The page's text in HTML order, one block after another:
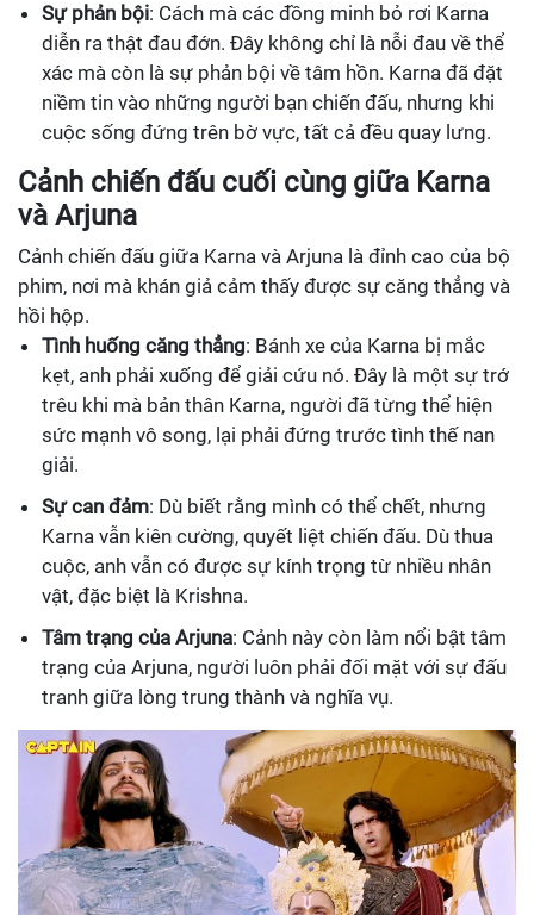
Sự phản bội: Cách mà các đồng minh bỏ rơi Karna
diễn ra thật đau đớn. Đây không chỉ là nỗi đau về thể
xác mà còn là sự phản bội về tâm hồn. Karna đã đặt
niềm tin vào những người bạn chiến đấu, nhưng khi
cuộc sống đứng trên bờ vực, tất cả đều quay lưng.
Cảnh chiến đấu cuối cùng giữa Karna
và Arjuna
Cảnh chiến đấu giữa Karna và Arjuna là đỉnh cao của bộ
phim, nơi mà khán giả cảm thấy được sự căng thẳng và
hồi hộp.
Tình huống căng thẳng: Bánh xe của Karna bị mắc
kẹt, anh phải xuống để giải cứu nó. Đây là một sự trớ
trêu khi mà bản thân Karna, người đã từng thể hiện
sức mạnh vô song, lại phải đứng trước tình thế nan
giải.
Sự can đảm: Dù biết rằng mình có thể chết, nhưng
Karna vẫn kiên cường, quyết liệt chiến đấu. Dù thua
cuộc, anh vẫn có được sự kính trọng từ nhiều nhân
vật, đặc biệt là Krishna.
Tâm trạng của Arjuna: Cảnh này còn làm nổi bật tâm
trạng của Arjuna, người luôn phải đối mặt với sự đấu
tranh giữa lòng trung thành và nghĩa vụ.